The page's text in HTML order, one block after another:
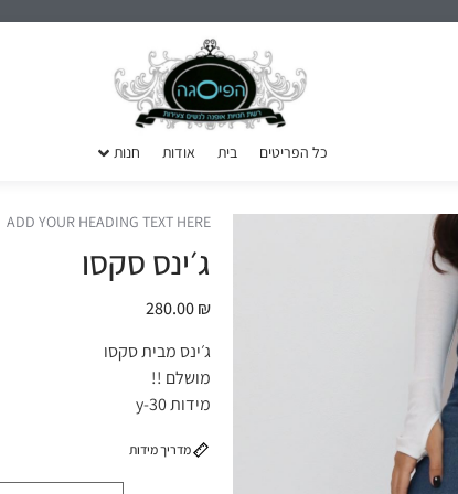
כל הפריטים בית אודות חנות
ADD YOUR HEADING TEXT HERE
ג׳ינס סקסו
280.00₪
ג׳ינס מבית סקסו
מושלם !!
מידות y-30
מדריך מידות